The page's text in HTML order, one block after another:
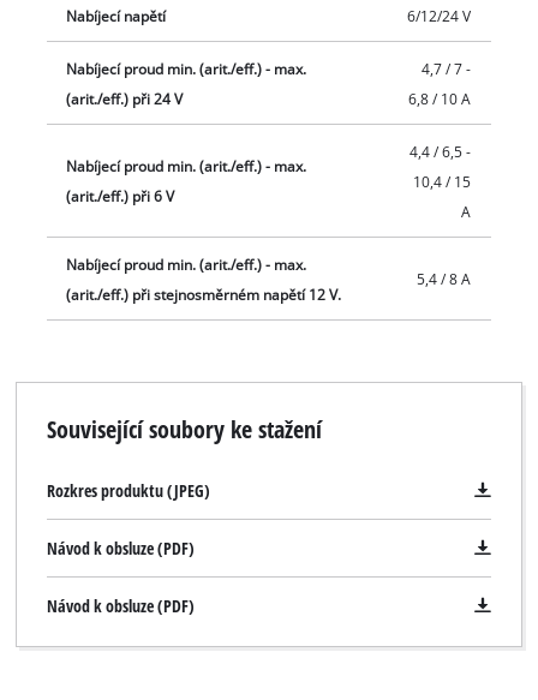
Nabíjecí napětí 6/12/24 V
Nabíjecí proud min. (arit./eff.) - max.
(arit./eff.) při 24 V
4,7 / 7 -
6,8 / 10 A
Nabíjecí proud min. (arit./eff.) - max.
(arit./eff.) při 6 V
4,4 / 6,5 -
10,4 / 15
A
Nabíjecí proud min. (arit./eff.) - max.
(arit./eff.) při stejnosměrném napětí 12 V.
5,4 / 8 A
Související soubory ke stažení
Rozkres produktu (JPEG)
Návod k obsluze (PDF)
Návod k obsluze (PDF)